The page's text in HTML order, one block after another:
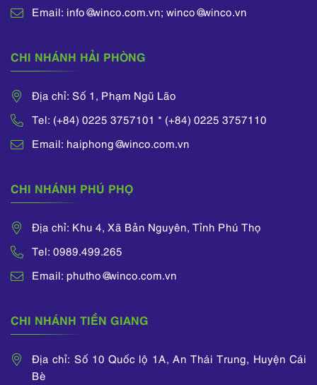
Email: info@winco.com.vn; winco@winco.vn
CHI NHÁNH HẢI PHÒNG
Địa chỉ: Số 1, Phạm Ngũ Lão
Tel: (+84) 0225 3757101 * (+84) 0225 3757110
Email: haiphong@winco.com.vn
CHI NHÁNH PHÚ PHỌ
Địa chỉ: Khu 4, Xã Bản Nguyên, Tỉnh Phú Thọ
Tel: 0989.499.265
Email: phutho@winco.com.vn
CHI NHÁNH TIỀN GIANG
Địa chỉ: Số 10 Quốc lộ 1A, An Thái Trung, Huyện Cái
Bè